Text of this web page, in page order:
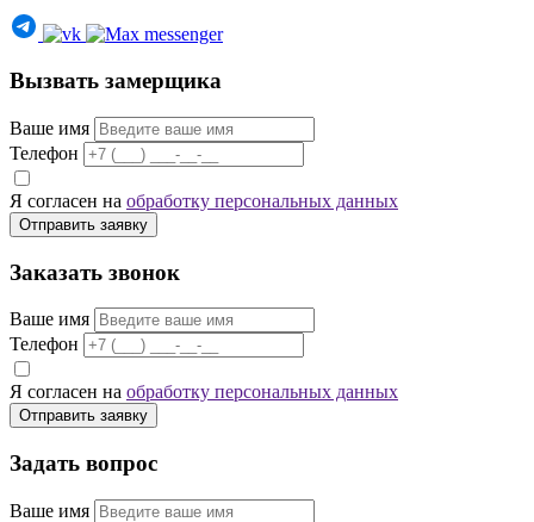
Вызвать замерщика
Ваше имя
Телефон
Я согласен на обработку персональных данных
Отправить заявку
Заказать звонок
Ваше имя
Телефон
Я согласен на обработку персональных данных
Отправить заявку
Задать вопрос
Ваше имя